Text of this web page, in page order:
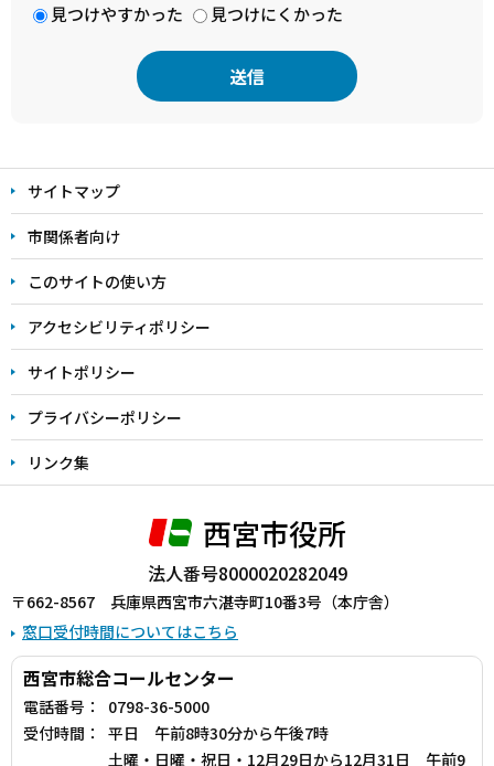
見つけやすかった
見つけにくかった
文
こ
こ
ま
で
サイトマップ
市関係者向け
このサイトの使い方
アクセシビリティポリシー
サイトポリシー
プライバシーポリシー
リンク集
西宮市役所
法人番号8000020282049
〒662-8567 兵庫県西宮市六湛寺町10番3号（本庁舎）
窓口受付時間についてはこちら
西宮市総合コールセンター
電話番号：
0798-36-5000
受付時間：
平日 午前8時30分から午後7時
土曜・日曜・祝日・12月29日から12月31日 午前9